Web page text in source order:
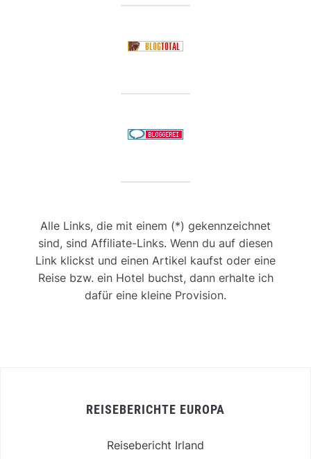
Alle Links, die mit einem (*) gekennzeichnet
sind, sind Affiliate-Links. Wenn du auf diesen
Link klickst und einen Artikel kaufst oder eine
Reise bzw. ein Hotel buchst, dann erhalte ich
dafür eine kleine Provision.
REISEBERICHTE EUROPA
Reisebericht Irland